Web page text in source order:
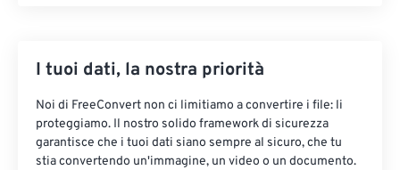
I tuoi dati, la nostra priorità
Noi di FreeConvert non ci limitiamo a convertire i file: li
proteggiamo. Il nostro solido framework di sicurezza
garantisce che i tuoi dati siano sempre al sicuro, che tu
stia convertendo un'immagine, un video o un documento.